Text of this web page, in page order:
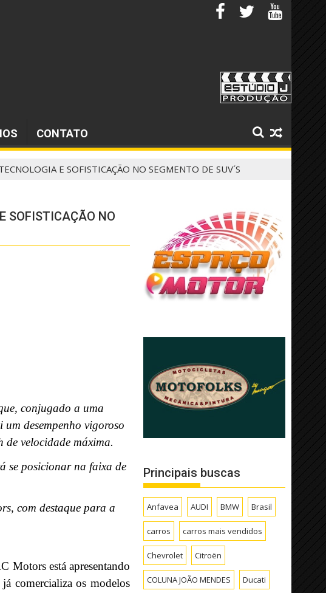
CONTATO
E SOFISTICAÇÃO NO SEGMENTO DE SUV´S
SOFISTICAÇÃO NO
conjugado a uma
desempenho vigoroso
de velocidade máxima.
se posicionar na faixa de
com destaque para a
Motors está apresentando
comercializa os modelos
Principais buscas
Anfavea AUDI BMW Brasil
carros carros mais vendidos
Chevrolet Citroën
COLUNA JOÃO MENDES Ducati